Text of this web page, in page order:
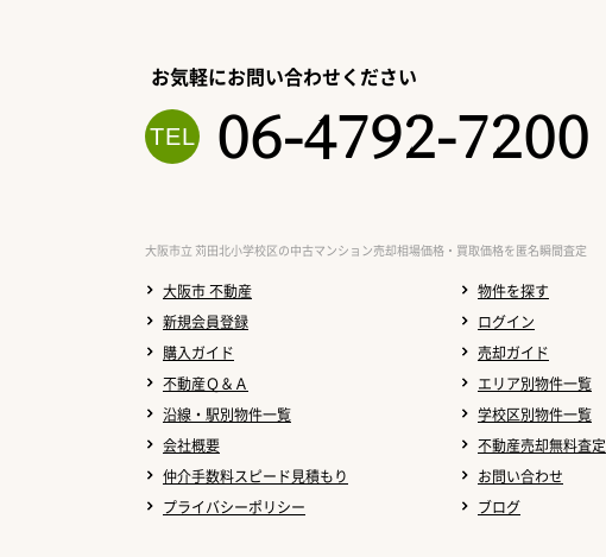
お気軽にお問い合わせください
06-4792-7200
大阪市立 苅田北小学校区の中古マンション売却相場価格・買取価格を匿名瞬間査定
大阪市 不動産
物件を探す
新規会員登録
ログイン
購入ガイド
売却ガイド
不動産Ｑ＆Ａ
エリア別物件一覧
沿線・駅別物件一覧
学校区別物件一覧
会社概要
不動産売却無料査定
仲介手数料スピード見積もり
お問い合わせ
プライバシーポリシー
ブログ